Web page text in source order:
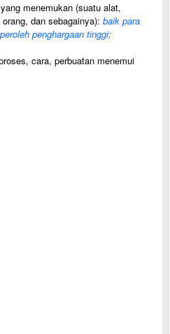
menemukan (suatu alat,
dan sebagainya): baik para
penghargaan tinggi;
cara, perbuatan menemui